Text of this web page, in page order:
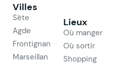
Villes
Sète
Agde
Frontignan
Marseillan
Lieux
Où manger
Où sortir
Shopping